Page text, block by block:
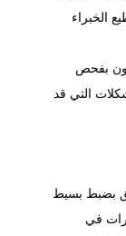
الخبراء
بفحص
التي قد
بضبط بسيط
في